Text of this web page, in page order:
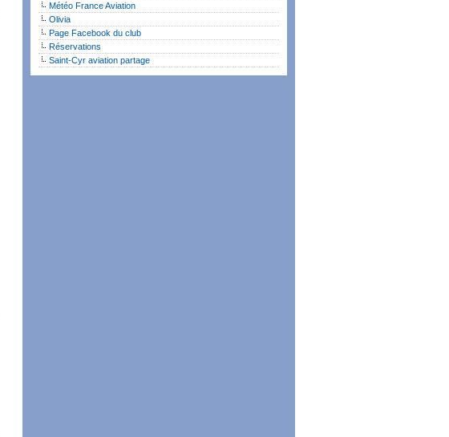
Météo France Aviation
Olivia
Page Facebook du club
Réservations
Saint-Cyr aviation partage